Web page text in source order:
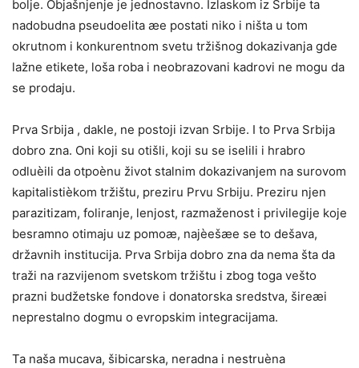
bolje. Objašnjenje je jednostavno. Izlaskom iz Srbije ta
nadobudna pseudoelita æe postati niko i ništa u tom
okrutnom i konkurentnom svetu tržišnog dokazivanja gde
lažne etikete, loša roba i neobrazovani kadrovi ne mogu da
se prodaju.
Prva Srbija , dakle, ne postoji izvan Srbije. I to Prva Srbija
dobro zna. Oni koji su otišli, koji su se iselili i hrabro
odluèili da otpoènu život stalnim dokazivanjem na surovom
kapitalistièkom tržištu, preziru Prvu Srbiju. Preziru njen
parazitizam, foliranje, lenjost, razmaženost i privilegije koje
besramno otimaju uz pomoæ, najèešæe se to dešava,
državnih institucija. Prva Srbija dobro zna da nema šta da
traži na razvijenom svetskom tržištu i zbog toga vešto
prazni budžetske fondove i donatorska sredstva, šireæi
neprestalno dogmu o evropskim integracijama.
Ta naša mucava, šibicarska, neradna i nestruèna